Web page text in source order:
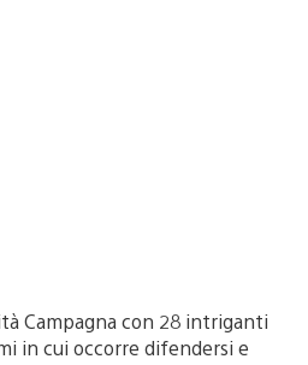
Campagna con 28 intriganti
in cui occorre difendersi e